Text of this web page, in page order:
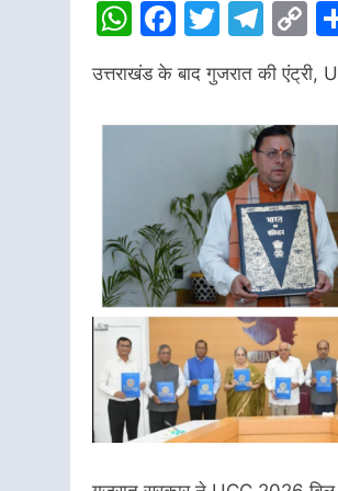
WhatsApp
Facebook
Twitter
उत्तराखंड के बाद गुजरात की